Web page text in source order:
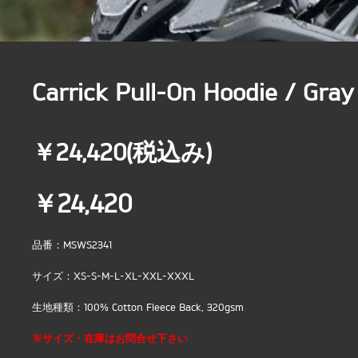
Carrick Pull-On Hoodie /
￥24,420(税込み)
￥24,420
品番：MSWS2341
サイズ：XS-S-M-L-XL-XXL-XXXL
生地種類：100% Cotton Fleece Back, 320gsm
※サイズ・在庫はお問合せ下さい